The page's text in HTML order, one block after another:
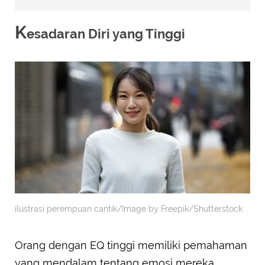
Kesadaran Diri yang Tinggi
ilustrasi perempuan cantik/Image by Freepik/Shutterstock
Orang dengan EQ tinggi memiliki pemahaman